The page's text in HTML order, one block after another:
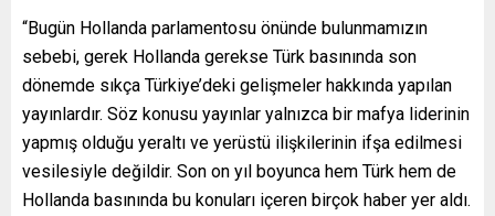
“Bugün Hollanda parlamentosu önünde bulunmamızın
sebebi, gerek Hollanda gerekse Türk basınında son
dönemde sıkça Türkiye’deki gelişmeler hakkında yapılan
yayınlardır. Söz konusu yayınlar yalnızca bir mafya liderinin
yapmış olduğu yeraltı ve yerüstü ilişkilerinin ifşa edilmesi
vesilesiyle değildir. Son on yıl boyunca hem Türk hem de
Hollanda basınında bu konuları içeren birçok haber yer aldı.